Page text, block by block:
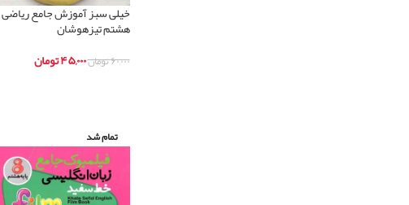
خیلی سبز آموزش جامع ریاضی
هشتم تیزهوشان
۶۰,۰۰۰تومان۴۵,۰۰۰تومان
تمام شد